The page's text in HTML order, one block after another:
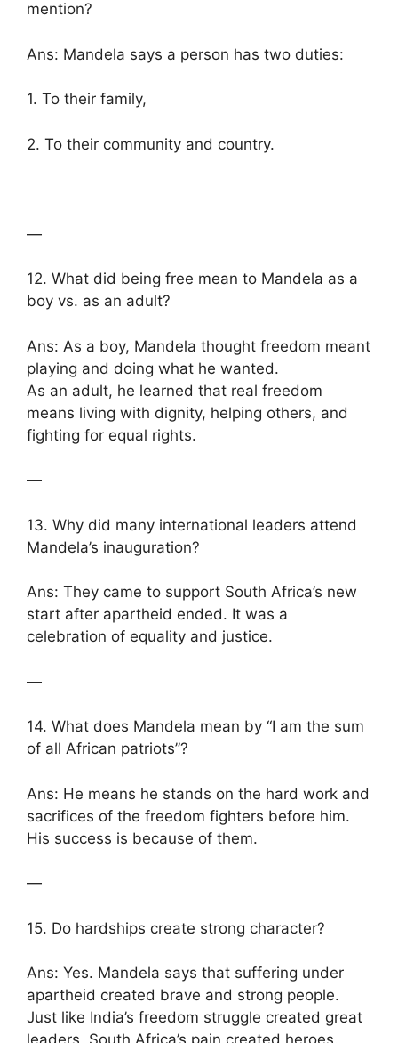
mention?
Ans: Mandela says a person has two duties:
1. To their family,
2. To their community and country.
—
12. What did being free mean to Mandela as a
boy vs. as an adult?
Ans: As a boy, Mandela thought freedom meant
playing and doing what he wanted.
As an adult, he learned that real freedom
means living with dignity, helping others, and
fighting for equal rights.
—
13. Why did many international leaders attend
Mandela’s inauguration?
Ans: They came to support South Africa’s new
start after apartheid ended. It was a
celebration of equality and justice.
—
14. What does Mandela mean by “I am the sum
of all African patriots”?
Ans: He means he stands on the hard work and
sacrifices of the freedom fighters before him.
His success is because of them.
—
15. Do hardships create strong character?
Ans: Yes. Mandela says that suffering under
apartheid created brave and strong people.
Just like India’s freedom struggle created great
leaders, South Africa’s pain created heroes.